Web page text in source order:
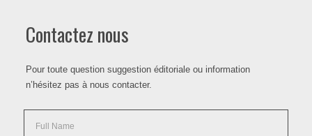
Contactez nous
Pour toute question suggestion éditoriale ou information
n’hésitez pas à nous contacter.